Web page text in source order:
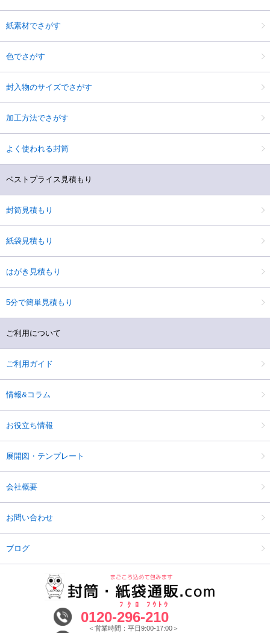
紙素材でさがす
色でさがす
封入物のサイズでさがす
加工方法でさがす
よく使われる封筒
ベストプライス見積もり
封筒見積もり
紙袋見積もり
はがき見積もり
5分で簡単見積もり
ご利用について
ご利用ガイド
情報&コラム
お役立ち情報
展開図・テンプレート
会社概要
お問い合わせ
ブログ
0120-296
ﾌｸﾛ
-210
ﾌｳﾄｳ
＜営業時間：平日9:00-17:00＞